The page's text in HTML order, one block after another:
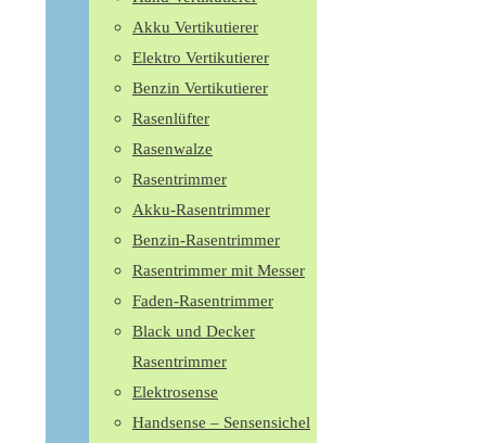
einzuklappen
Akku Vertikutierer
Elektro Vertikutierer
Benzin Vertikutierer
Rasenlüfter
Rasenwalze
Rasentrimmer
Akku-Rasentrimmer
Benzin-Rasentrimmer
Rasentrimmer mit Messer
Faden-Rasentrimmer
Black und Decker
Rasentrimmer
Elektrosense
Handsense – Sensensichel